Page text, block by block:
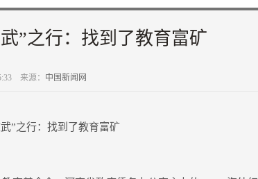
”之行：找到了教育富矿
来源： 中国新闻网
”之行：找到了教育富矿